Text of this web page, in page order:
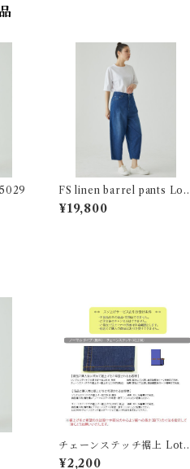
FS linen barrel pants Lot:
26221
¥19,800
チェーンステッチ裾上 Lot.
99999
¥2,200